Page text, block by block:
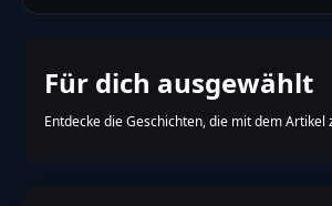
Für dich ausgewählt
Entdecke die Geschichten, die mit dem Artikel